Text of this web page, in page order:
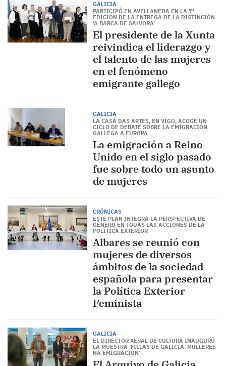
GALICIA
PARTICIPÓ EN AVELLANEDA EN LA 7ª
EDICIÓN DE LA ENTREGA DE LA DISTINCIÓN
‘A BARCA DE SÁLVORA’
El presidente de la Xunta
reivindica el liderazgo y
el talento de las mujeres
en el fenómeno
emigrante gallego
GALICIA
LA CASA DAS ARTES, EN VIGO, ACOGE UN
CICLO DE DEBATE SOBRE LA EMIGRACIÓN
GALLEGA A EUROPA
La emigración a Reino
Unido en el siglo pasado
fue sobre todo un asunto
de mujeres
CRÓNICAS
ESTE PLAN INTEGRA LA PERSPECTIVA DE
GÉNERO EN TODAS LAS ACCIONES DE LA
POLÍTICA EXTERIOR
Albares se reunió con
mujeres de diversos
ámbitos de la sociedad
española para presentar
la Política Exterior
Feminista
GALICIA
EL DIRECTOR XERAL DE CULTURA INAUGURÓ
LA MUESTRA ‘FILLAS DE GALICIA. MULLERES
NA EMIGRACIÓN’